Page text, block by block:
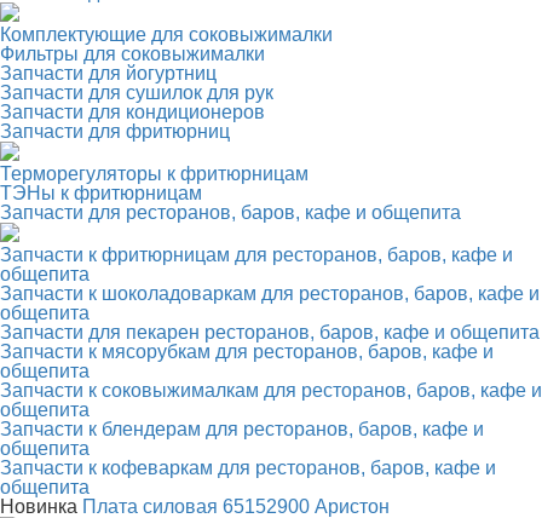
Комплектующие для соковыжималки
Фильтры для соковыжималки
Запчасти для йогуртниц
Запчасти для сушилок для рук
Запчасти для кондиционеров
Запчасти для фритюрниц
Терморегуляторы к фритюрницам
ТЭНы к фритюрницам
Запчасти для ресторанов, баров, кафе и общепита
Запчасти к фритюрницам для ресторанов, баров, кафе и
общепита
Запчасти к шоколадоваркам для ресторанов, баров, кафе и
общепита
Запчасти для пекарен ресторанов, баров, кафе и общепита
Запчасти к мясорубкам для ресторанов, баров, кафе и
общепита
Запчасти к соковыжималкам для ресторанов, баров, кафе и
общепита
Запчасти к блендерам для ресторанов, баров, кафе и
общепита
Запчасти к кофеваркам для ресторанов, баров, кафе и
общепита
Новинка Плата силовая 65152900 Аристон